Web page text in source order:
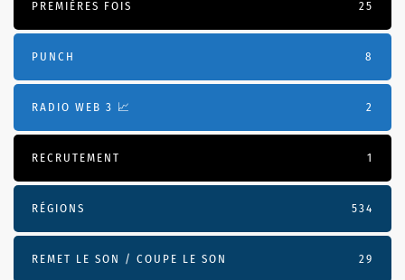
PREMIÈRES FOIS 25
PUNCH 8
RADIO WEB 3 📈 2
RECRUTEMENT 1
RÉGIONS 534
REMET LE SON / COUPE LE SON 29